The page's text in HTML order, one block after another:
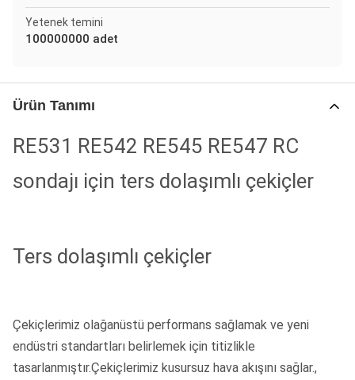
Yetenek temini
100000000 adet
Ürün Tanımı
RE531 RE542 RE545 RE547 RC
sondajı için ters dolaşımlı çekiçler
Ters dolaşımlı çekiçler
Çekiçlerimiz olağanüstü performans sağlamak ve yeni
endüstri standartları belirlemek için titizlikle
tasarlanmıştır.Çekiçlerimiz kusursuz hava akışını sağlar.,